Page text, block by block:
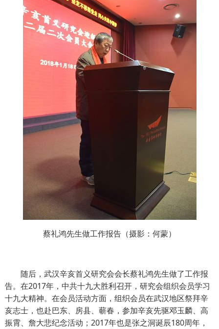
蔡礼鸿先生做工作报告（摄影：何蒙）
随后，武汉辛亥首义研究会会长蔡礼鸿先生做了工作报
告。在2017年，中共十九大胜利召开，研究会组织会员学习
十九大精神。在会员活动方面，组织会员在武汉地区祭拜辛
亥志士，也赴巴东、房县、蕲春，参加辛亥先驱邓玉麟、高
振霄、詹大悲纪念活动；2017年也是张之洞诞辰180周年，